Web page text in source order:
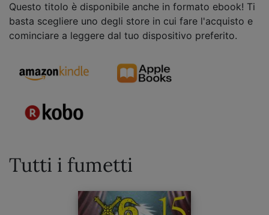
Questo titolo è disponibile anche in formato ebook! Ti
basta scegliere uno degli store in cui fare l'acquisto e
cominciare a leggere dal tuo dispositivo preferito.
Tutti i fumetti